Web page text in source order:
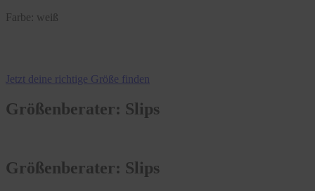
Farbe: weiß
Jetzt deine richtige Größe finden
Größenberater: Slips
Größenberater: Slips